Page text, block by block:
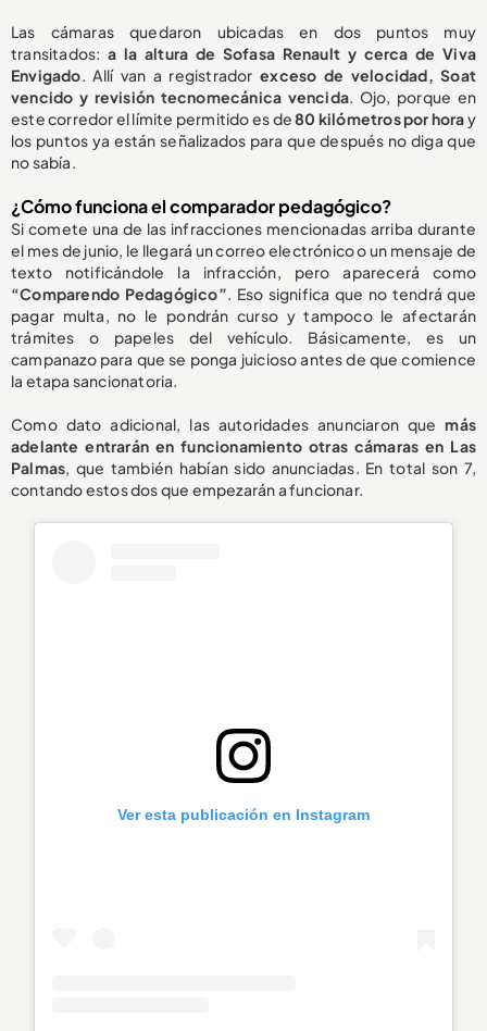
Las cámaras quedaron ubicadas en dos puntos muy
transitados:a la altura de Sofasa Renault y cerca de Viva
Envigado . Allí van a registradorexceso de velocidad, Soat
vencido y revisión tecnomecánica vencida . Ojo, porque en
este corredor el límite permitido es de80 kilómetros por horay
los puntos ya están señalizados para que después no diga que
no sabía.
¿Cómo funciona el comparador pedagógico?
Si comete una de las infracciones mencionadas arriba durante
el mes de junio, le llegará un correo electrónico o un mensaje de
texto notificándole la infracción, pero aparecerá como
“Comparendo Pedagógico” . Eso significa que no tendrá que
pagar multa, no le pondrán curso y tampoco le afectarán
trámites o papeles del vehículo. Básicamente, es un
campanazo para que se ponga juicioso antes de que comience
la etapa sancionatoria.
Como dato adicional, las autoridades anunciaron quemás
adelante entrarán en funcionamiento otras cámaras en Las
Palmas , que también habían sido anunciadas. En total son 7,
contando estos dos que empezarán a funcionar.
Ver esta publicación en Instagram